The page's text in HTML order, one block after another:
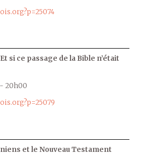
si ce passage de la Bible n’était
- 20h00
et le Nouveau Testament